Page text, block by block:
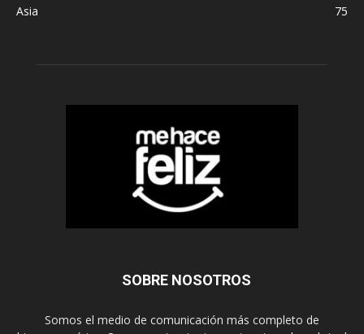
Asia
75
SOBRE NOSOTROS
Somos el medio de comunicación más completo de